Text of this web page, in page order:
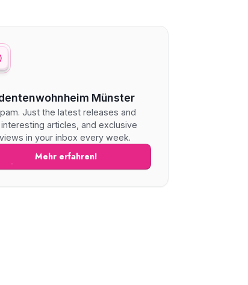
Münster
Just the latest releases and
articles, and exclusive
in your inbox every week.
Mehr erfahren!